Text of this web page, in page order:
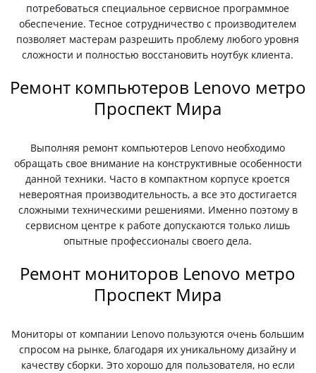
потребоваться специальное сервисное программное
обеспечение. Тесное сотрудничество с производителем
позволяет мастерам разрешить проблему любого уровня
сложности и полностью восстановить ноутбук клиента.
Ремонт компьютеров Lenovo метро
Проспект Мира
Выполняя ремонт компьютеров Lenovo необходимо
обращать свое внимание на конструктивные особенности
данной техники. Часто в компактном корпусе кроется
невероятная производительность, а все это достигается
сложными техническими решениями. Именно поэтому в
сервисном центре к работе допускаются только лишь
опытные профессионалы своего дела.
Ремонт мониторов Lenovo метро
Проспект Мира
Мониторы от компании Lenovo пользуются очень большим
спросом на рынке, благодаря их уникальному дизайну и
качеству сборки. Это хорошо для пользователя, но если